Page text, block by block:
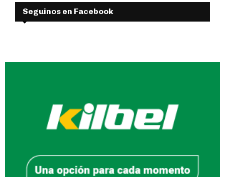
Seguinos en Facebook